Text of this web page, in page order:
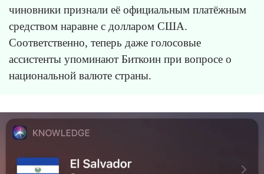
чиновники признали её официальным платёжным
средством наравне с долларом США.
Соответственно, теперь даже голосовые
ассистенты упоминают Биткоин при вопросе о
национальной валюте страны.